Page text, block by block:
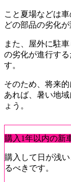
こと夏場などは
どの部品の劣化が
また、屋外に駐
の劣化が進行す
す。
そのため、将来
あれば、暑い地
ょう。
購入1年以内の新
購入して日が浅
るべきです。